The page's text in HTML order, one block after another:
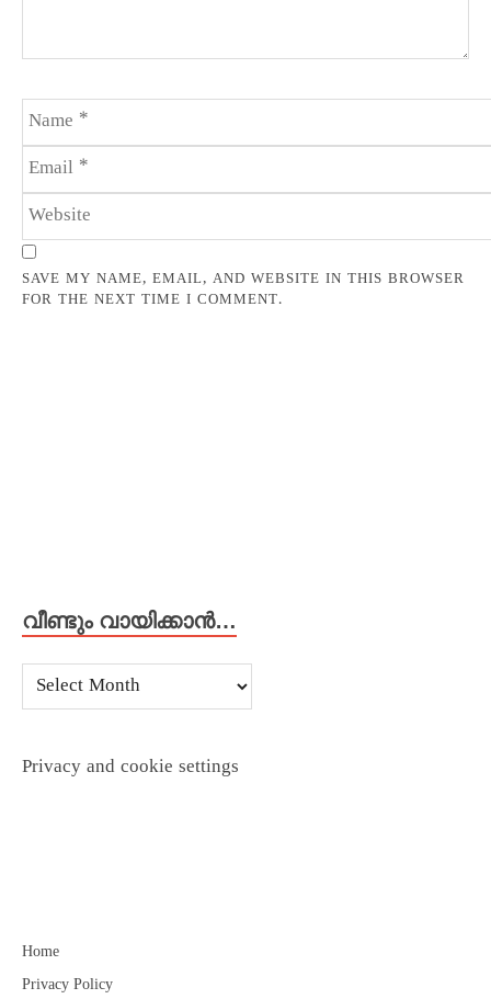
SAVE MY NAME, EMAIL, AND WEBSITE IN THIS BROWSER
FOR THE NEXT TIME I COMMENT.
വീണ്ടും വായിക്കാൻ…
Privacy and cookie settings
Home
Privacy Policy